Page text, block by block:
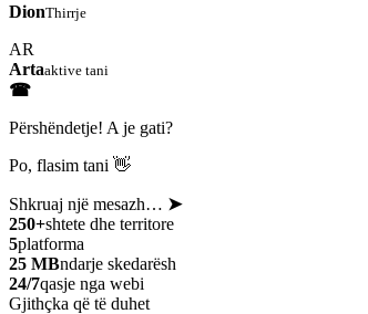
DionThirrje
AR
Artaaktive tani
☎
Përshëndetje! A je gati?
Po, flasim tani 👋
Shkruaj një mesazh… ➤
250+shtete dhe territore
5platforma
25 MBndarje skedarësh
24/7qasje nga webi
Gjithçka që të duhet